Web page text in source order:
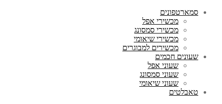
סמארטפונים
מכשירי אפל
מכשירי סמסונג
מכשירי שיאומי
מכשירים למבוגרים
שעונים חכמים
שעוני אפל
שעוני סמסונג
שעוני שיאומי
טאבלטים